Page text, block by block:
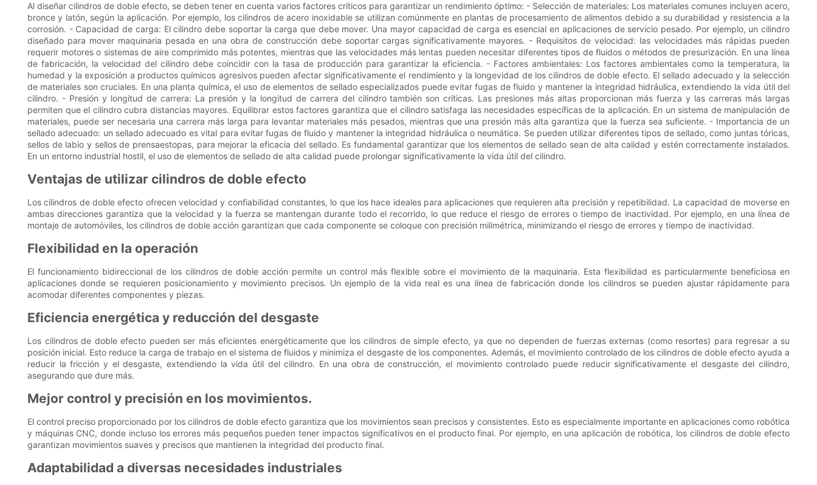
Al diseñar cilindros de doble efecto, se deben tener en cuenta varios factores críticos para garantizar un rendimiento óptimo: - Selección de materiales: Los materiales comunes incluyen acero,
bronce y latón, según la aplicación. Por ejemplo, los cilindros de acero inoxidable se utilizan comúnmente en plantas de procesamiento de alimentos debido a su durabilidad y resistencia a la
corrosión. - Capacidad de carga: El cilindro debe soportar la carga que debe mover. Una mayor capacidad de carga es esencial en aplicaciones de servicio pesado. Por ejemplo, un cilindro
diseñado para mover maquinaria pesada en una obra de construcción debe soportar cargas significativamente mayores. - Requisitos de velocidad: las velocidades más rápidas pueden
requerir motores o sistemas de aire comprimido más potentes, mientras que las velocidades más lentas pueden necesitar diferentes tipos de fluidos o métodos de presurización. En una línea
de fabricación, la velocidad del cilindro debe coincidir con la tasa de producción para garantizar la eficiencia. - Factores ambientales: Los factores ambientales como la temperatura, la
humedad y la exposición a productos químicos agresivos pueden afectar significativamente el rendimiento y la longevidad de los cilindros de doble efecto. El sellado adecuado y la selección
de materiales son cruciales. En una planta química, el uso de elementos de sellado especializados puede evitar fugas de fluido y mantener la integridad hidráulica, extendiendo la vida útil del
cilindro. - Presión y longitud de carrera: La presión y la longitud de carrera del cilindro también son críticas. Las presiones más altas proporcionan más fuerza y ​​las carreras más largas
permiten que el cilindro cubra distancias mayores. Equilibrar estos factores garantiza que el cilindro satisfaga las necesidades específicas de la aplicación. En un sistema de manipulación de
materiales, puede ser necesaria una carrera más larga para levantar materiales más pesados, mientras que una presión más alta garantiza que la fuerza sea suficiente. - Importancia de un
sellado adecuado: un sellado adecuado es vital para evitar fugas de fluido y mantener la integridad hidráulica o neumática. Se pueden utilizar diferentes tipos de sellado, como juntas tóricas,
sellos de labio y sellos de prensaestopas, para mejorar la eficacia del sellado. Es fundamental garantizar que los elementos de sellado sean de alta calidad y estén correctamente instalados.
En un entorno industrial hostil, el uso de elementos de sellado de alta calidad puede prolongar significativamente la vida útil del cilindro.
Ventajas de utilizar cilindros de doble efecto
Los cilindros de doble efecto ofrecen velocidad y confiabilidad constantes, lo que los hace ideales para aplicaciones que requieren alta precisión y repetibilidad. La capacidad de moverse en
ambas direcciones garantiza que la velocidad y la fuerza se mantengan durante todo el recorrido, lo que reduce el riesgo de errores o tiempo de inactividad. Por ejemplo, en una línea de
montaje de automóviles, los cilindros de doble acción garantizan que cada componente se coloque con precisión milimétrica, minimizando el riesgo de errores y tiempo de inactividad.
Flexibilidad en la operación
El funcionamiento bidireccional de los cilindros de doble acción permite un control más flexible sobre el movimiento de la maquinaria. Esta flexibilidad es particularmente beneficiosa en
aplicaciones donde se requieren posicionamiento y movimiento precisos. Un ejemplo de la vida real es una línea de fabricación donde los cilindros se pueden ajustar rápidamente para
acomodar diferentes componentes y piezas.
Eficiencia energética y reducción del desgaste
Los cilindros de doble efecto pueden ser más eficientes energéticamente que los cilindros de simple efecto, ya que no dependen de fuerzas externas (como resortes) para regresar a su
posición inicial. Esto reduce la carga de trabajo en el sistema de fluidos y minimiza el desgaste de los componentes. Además, el movimiento controlado de los cilindros de doble efecto ayuda a
reducir la fricción y el desgaste, extendiendo la vida útil del cilindro. En una obra de construcción, el movimiento controlado puede reducir significativamente el desgaste del cilindro,
asegurando que dure más.
Mejor control y precisión en los movimientos.
El control preciso proporcionado por los cilindros de doble efecto garantiza que los movimientos sean precisos y consistentes. Esto es especialmente importante en aplicaciones como robótica
y máquinas CNC, donde incluso los errores más pequeños pueden tener impactos significativos en el producto final. Por ejemplo, en una aplicación de robótica, los cilindros de doble efecto
garantizan movimientos suaves y precisos que mantienen la integridad del producto final.
Adaptabilidad a diversas necesidades industriales